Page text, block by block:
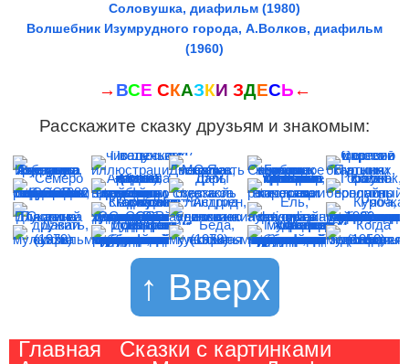
Соловушка, диафильм (1980)
Волшебник Изумрудного города, А.Волков, диафильм
(1960)
→ ВСЕ СКАЗКИ ЗДЕСЬ ←
Расскажите сказку друзьям и знакомым:
↑ Вверх
Главная
Сказки с картинками